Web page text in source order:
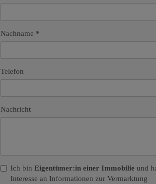
Nachname
Telefon
Nachricht
Ich bin Eigentümer:in einer Immobilie und
Interesse an Informationen zur Vermarktung